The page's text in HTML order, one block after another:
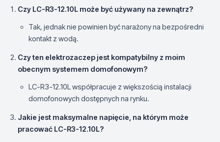
Czy LC-R3-12.10L może być używany na zewnątrz?
Tak, jednak nie powinien być narażony na bezpośredni
kontakt z wodą.
Czy ten elektrozaczep jest kompatybilny z moim
obecnym systemem domofonowym?
LC-R3-12.10L współpracuje z większością instalacji
domofonowych dostępnych na rynku.
Jakie jest maksymalne napięcie, na którym może
pracować LC-R3-12.10L?